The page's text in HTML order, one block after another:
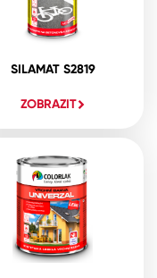
SILAMAT S2819
ZOBRAZIT